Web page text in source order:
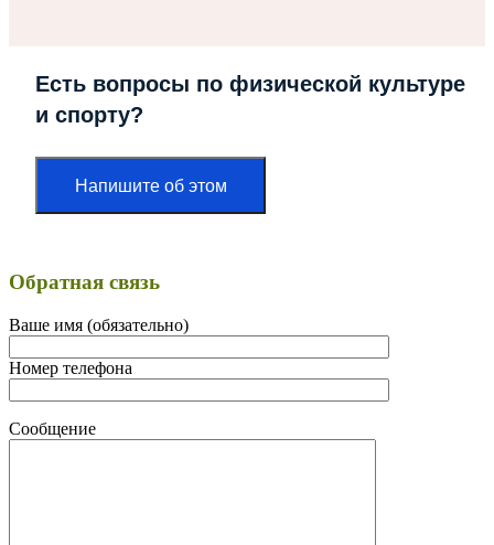
Есть вопросы по физической культуре
и спорту?
Напишите об этом
Обратная связь
Ваше имя (обязательно)
Номер телефона
Сообщение